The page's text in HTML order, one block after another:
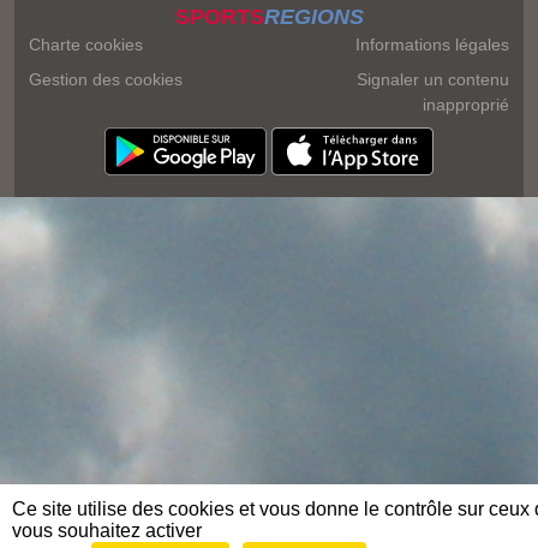
SPORTSREGIONS
Charte cookies
Gestion des cookies
Informations légales
Signaler un contenu
inapproprié
Ce site utilise des cookies et vous donne le contrôle sur ceux
vous souhaitez activer